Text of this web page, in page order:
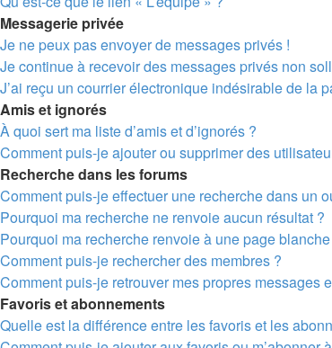
Messagerie privée
Je ne peux pas envoyer de messages privés !
Je continue à recevoir des messages privés non
J’ai reçu un courrier électronique indésirable de la
Amis et ignorés
À quoi sert ma liste d’amis et d’ignorés ?
Comment puis-je ajouter ou supprimer des
Recherche dans les forums
Comment puis-je effectuer une recherche dans un
Pourquoi ma recherche ne renvoie aucun résultat ?
Pourquoi ma recherche renvoie à une page
Comment puis-je rechercher des membres ?
Comment puis-je retrouver mes propres messages
Favoris et abonnements
Quelle est la différence entre les favoris et les